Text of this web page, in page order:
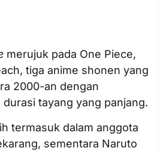
merujuk pada One Piece,
tiga anime shonen yang
2000-an dengan
tayang yang panjang.
termasuk dalam anggota
sementara Naruto